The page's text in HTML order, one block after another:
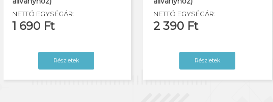
NETTÓ EGYSÉGÁR:
1 690 Ft
Részletek
NETTÓ EGYSÉGÁR:
2 390 Ft
Részletek